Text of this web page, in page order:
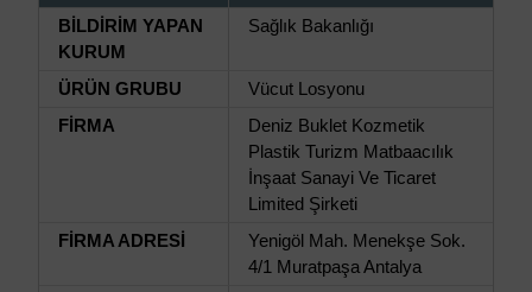
BİLDİRİM YAPAN
KURUM
Sağlık Bakanlığı
ÜRÜN GRUBU
Vücut Losyonu
FİRMA
Deniz Buklet Kozmetik
Plastik Turizm Matbaacılık
İnşaat Sanayi Ve Ticaret
Limited Şirketi
FİRMA ADRESİ
Yenigöl Mah. Menekşe Sok.
4/1 Muratpaşa Antalya